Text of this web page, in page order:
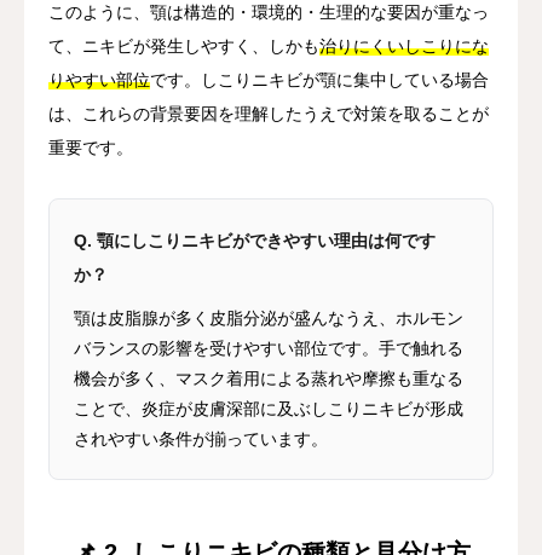
このように、顎は構造的・環境的・生理的な要因が重なっ
て、ニキビが発生しやすく、しかも治りにくいしこりにな
りやすい部位です。しこりニキビが顎に集中している場合
は、これらの背景要因を理解したうえで対策を取ることが
重要です。
Q. 顎にしこりニキビができやすい理由は何です
か？
顎は皮脂腺が多く皮脂分泌が盛んなうえ、ホルモン
バランスの影響を受けやすい部位です。手で触れる
機会が多く、マスク着用による蒸れや摩擦も重なる
ことで、炎症が皮膚深部に及ぶしこりニキビが形成
されやすい条件が揃っています。